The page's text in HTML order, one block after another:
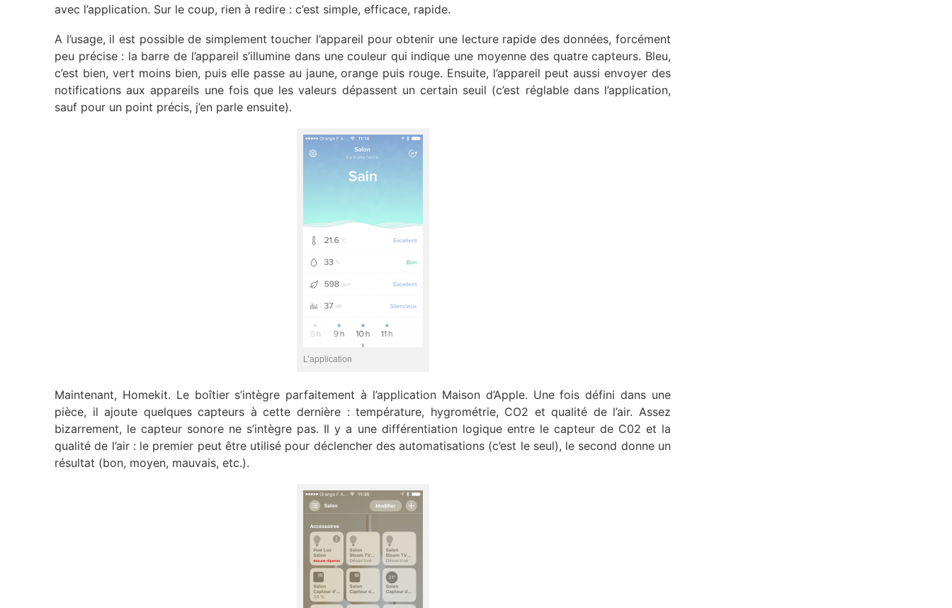
avec l’application. Sur le coup, rien à redire : c’est simple, efficace, rapide.
A l’usage, il est possible de simplement toucher l’appareil pour obtenir une lecture rapide des données, forcément
peu précise : la barre de l’appareil s’illumine dans une couleur qui indique une moyenne des quatre capteurs. Bleu,
c’est bien, vert moins bien, puis elle passe au jaune, orange puis rouge. Ensuite, l’appareil peut aussi envoyer des
notifications aux appareils une fois que les valeurs dépassent un certain seuil (c’est réglable dans l’application,
sauf pour un point précis, j’en parle ensuite).
L’application
Maintenant, Homekit. Le boîtier s’intègre parfaitement à l’application Maison d’Apple. Une fois défini dans une
pièce, il ajoute quelques capteurs à cette dernière : température, hygrométrie, CO2 et qualité de l’air. Assez
bizarrement, le capteur sonore ne s’intègre pas. Il y a une différentiation logique entre le capteur de C02 et la
qualité de l’air : le premier peut être utilisé pour déclencher des automatisations (c’est le seul), le second donne un
résultat (bon, moyen, mauvais, etc.).